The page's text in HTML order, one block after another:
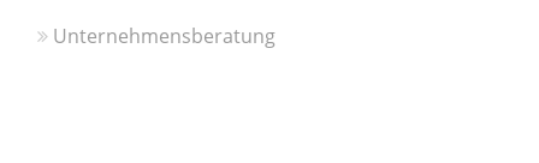
Unternehmensberatung